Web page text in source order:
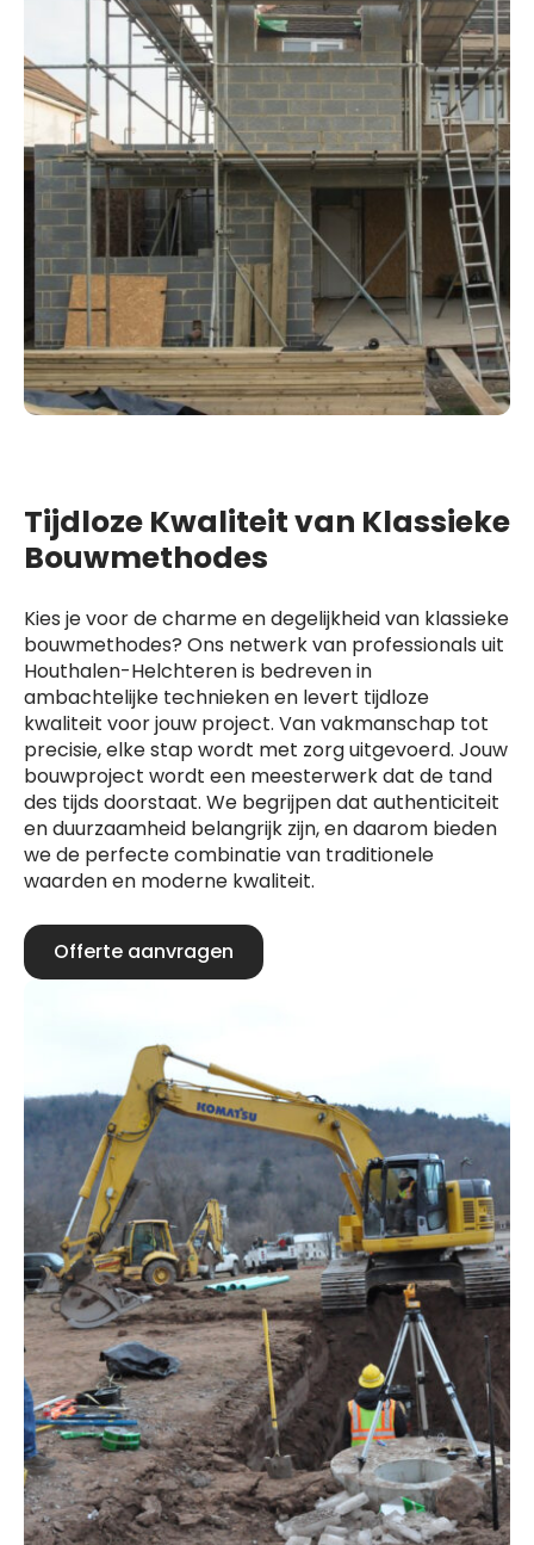
Tijdloze Kwaliteit van Klassieke
Bouwmethodes
Kies je voor de charme en degelijkheid van klassieke
bouwmethodes? Ons netwerk van professionals uit
Houthalen-Helchteren is bedreven in
ambachtelijke technieken en levert tijdloze
kwaliteit voor jouw project. Van vakmanschap tot
precisie, elke stap wordt met zorg uitgevoerd. Jouw
bouwproject wordt een meesterwerk dat de tand
des tijds doorstaat. We begrijpen dat authenticiteit
en duurzaamheid belangrijk zijn, en daarom bieden
we de perfecte combinatie van traditionele
waarden en moderne kwaliteit.
Offerte aanvragen